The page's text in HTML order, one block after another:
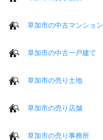
草加市の中古マンション
草加市の中古一戸建て
草加市の売り土地
草加市の売り店舗
草加市の売り事務所